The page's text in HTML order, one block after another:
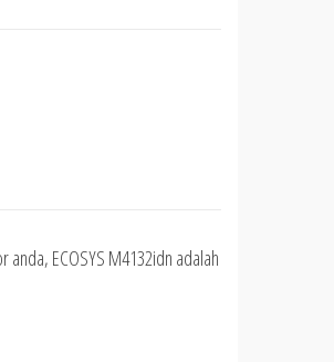
ECOSYS M4132idn adalah